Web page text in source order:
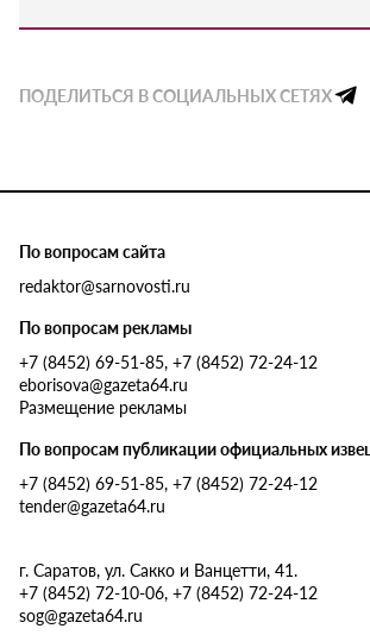
ПОДЕЛИТЬСЯ В СОЦИАЛЬНЫХ СЕТЯХ
По вопросам сайта
redaktor@sarnovosti.ru
По вопросам рекламы
+7 (8452) 69-51-85, +7 (8452) 72-24-12
eborisova@gazeta64.ru
Размещение рекламы
По вопросам публикации официальных
+7 (8452) 69-51-85, +7 (8452) 72-24-12
tender@gazeta64.ru
г. Саратов, ул. Сакко и Ванцетти, 41.
+7 (8452) 72-10-06, +7 (8452) 72-24-12
sog@gazeta64.ru